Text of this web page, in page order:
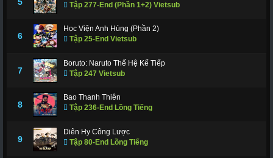
5
Tập 277-End (Phần 1+2) Vietsub
6
Học Viện Anh Hùng (Phần 2)
Tập 25-End Vietsub
7
Boruto: Naruto Thế Hệ Kế Tiếp
Tập 247 Vietsub
8
Bao Thanh Thiên
Tập 236-End Lồng Tiếng
9
Diên Hy Công Lược
Tập 80-End Lồng Tiếng